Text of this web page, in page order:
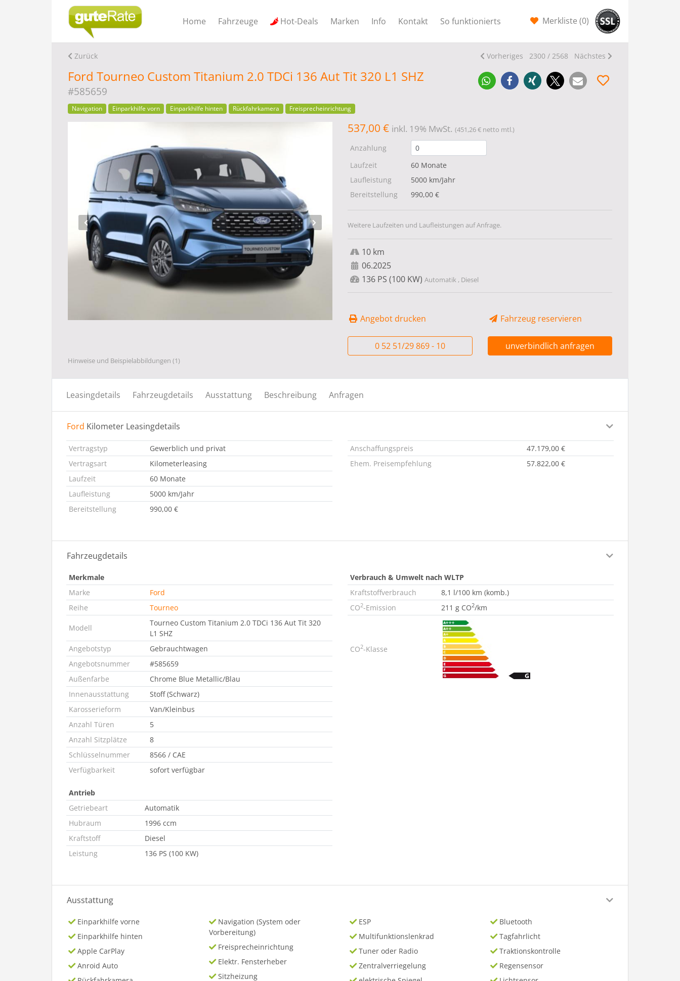
Home Fahrzeuge Hot-Deals Marken Info Kontakt So funktionierts Merkliste (0)
Zurück Vorheriges 2300 / 2568 Nächstes
Ford Tourneo Custom Titanium 2.0 TDCi 136 Aut Tit 320 L1 SHZ
#585659
Navigation Einparkhilfe vorn Einparkhilfe hinten Rückfahrkamera Freisprecheinrichtung
Hinweise und Beispielabbildungen (1)
537,00 € inkl. 19% MwSt. (451,26 € netto mtl.)
Anzahlung
Laufzeit
60 Monate
Laufleistung
5000 km/Jahr
Bereitstellung
990,00 €
Weitere Laufzeiten und Laufleistungen auf Anfrage.
10 km
06.2025
136 PS (100 KW) Automatik , Diesel
Angebot drucken Fahrzeug reservieren
0 52 51/29 869 - 10 unverbindlich anfragen
Leasingdetails Fahrzeugdetails Ausstattung Beschreibung Anfragen
Ford Kilometer Leasingdetails
Vertragstyp
Gewerblich und privat
Vertragsart
Kilometerleasing
Laufzeit
60 Monate
Laufleistung
5000 km/Jahr
Bereitstellung
990,00 €
Anschaffungspreis
47.179,00 €
Ehem. Preisempfehlung
57.822,00 €
Fahrzeugdetails
Merkmale
Marke
Ford
Reihe
Tourneo
Modell
Tourneo Custom Titanium 2.0 TDCi 136 Aut Tit 320
L1 SHZ
Angebotstyp
Gebrauchtwagen
Angebotsnummer
#585659
Außenfarbe
Chrome Blue Metallic/Blau
Innenausstattung
Stoff (Schwarz)
Karosserieform
Van/Kleinbus
Anzahl Türen
5
Anzahl Sitzplätze
8
Schlüsselnummer
8566 / CAE
Verfügbarkeit
sofort verfügbar
Antrieb
Getriebeart
Automatik
Hubraum
1996 ccm
Kraftstoff
Diesel
Leistung
136 PS (100 KW)
Verbrauch & Umwelt nach WLTP
Kraftstoffverbrauch
8,1 l/100 km (komb.)
CO2-Emission 211 g CO2/km
CO2-Klasse
Ausstattung
Einparkhilfe vorne
Einparkhilfe hinten
Apple CarPlay
Anroid Auto
Navigation (System oder
Vorbereitung)
Freisprecheinrichtung
Elektr. Fensterheber
Sitzheizung
ESP
Multifunktionslenkrad
Tuner oder Radio
Zentralverriegelung
Bluetooth
Tagfahrlicht
Traktionskontrolle
Regensensor